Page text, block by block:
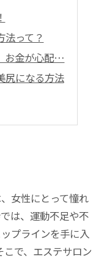
って？
お金が心配…
尻になる方法
女性にとって憧れ
は、運動不足や不
プラインを手に入
で、エステサロン